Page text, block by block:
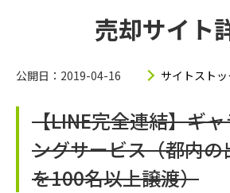
売却サイト
公開日：2019-04-16 サイトスト
【LINE完全連結】ギ
ングサービス（都内
を100名以上譲渡）